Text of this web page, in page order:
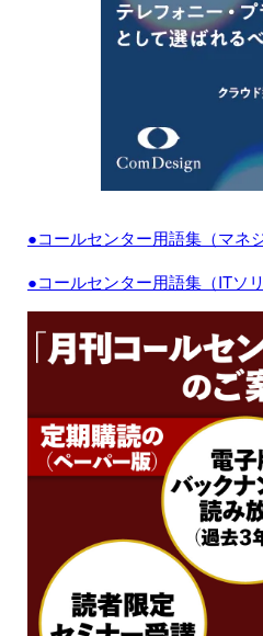
●コールセンター用語集（マネ
●コールセンター用語集（ITソ